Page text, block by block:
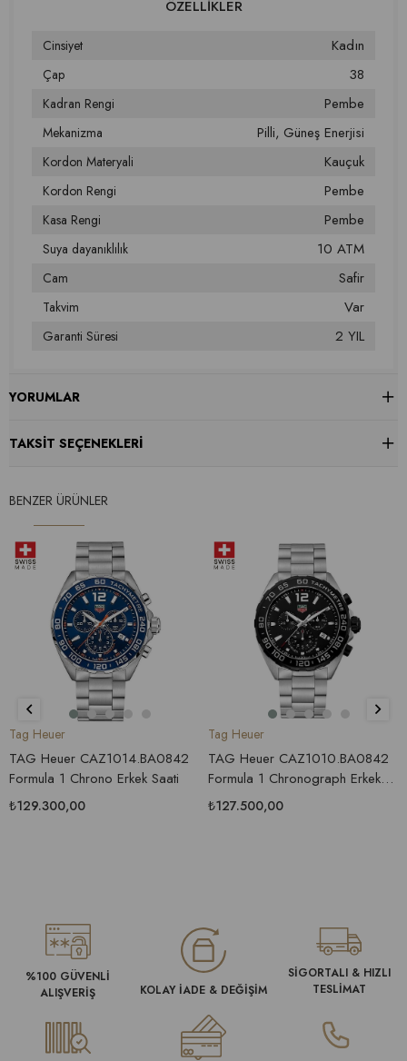
Cinsiyet Kadın
Çap 38
Kadran Rengi Pembe
Mekanizma Pilli Güneş Enerjisi
Kordon Materyali Kauçuk
Kordon Rengi Pembe
Kasa Rengi Pembe
Suya dayanıklılık 10 ATM
Cam Safir
Takvim Var
Garanti Süresi 2 YIL
YORUMLAR
TAKSIT SEÇENEKLERI
BENZER ÜRÜNLER
Tag Heuer
TAG Heuer CAZ1014.BA0842
Formula 1 Chrono Erkek Saati
₺129.300,00
Tag Heuer
TAG Heuer CAZ1010.BA0842
Formula 1 Chronograph Erkek
Saati
₺127.500,00
%100 GÜVENLİ
ALIŞVERİŞ
KOLAY İADE & DEĞİŞİM
SİGORTALI & HIZLI
TESLİMAT